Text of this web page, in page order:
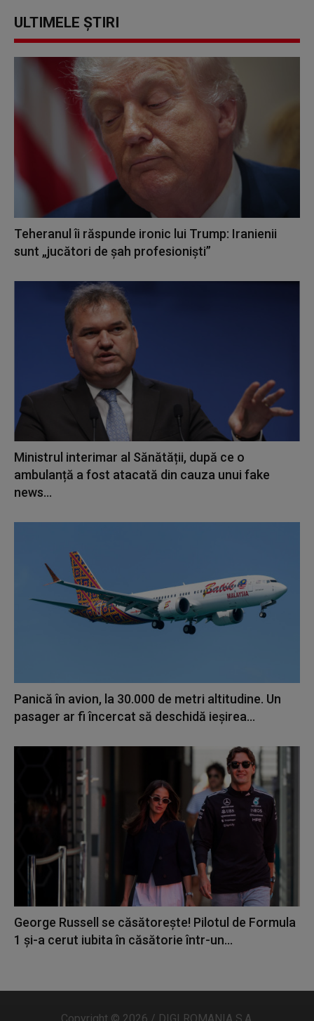
ULTIMELE ȘTIRI
Teheranul îi răspunde ironic lui Trump: Iranienii
sunt „jucători de şah profesionişti”
Ministrul interimar al Sănătății, după ce o
ambulanță a fost atacată din cauza unui fake
news...
Panică în avion, la 30.000 de metri altitudine. Un
pasager ar fi încercat să deschidă ieșirea...
George Russell se căsătorește! Pilotul de Formula
1 și-a cerut iubita în căsătorie într-un...